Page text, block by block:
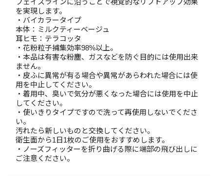
フェイスラインに沿うことで視覚的なリフトアップ効果
を実現します。
・バイカラータイプ
本体：ミルクティーベージュ
耳ヒモ：テラコッタ
・花粉粒子捕集効率98%以上。
・本品は有害な粉塵、ガスなどを防ぐ目的には使用出来
ません。
・皮ふに異常が有る場合や異常があらわれた場合には使
用を中止してください。
・着用中、臭いで気分が悪くなった場合には使用を中止
してください。
・使いきりタイプですので洗って再使用しないでくださ
い。
汚れたら新しいものと交換してください。
衛生面から1日1枚のご使用をおすすめします。
・ノーズフィッターを折り曲げる際に端部の飛び出しに
ご注意ください。